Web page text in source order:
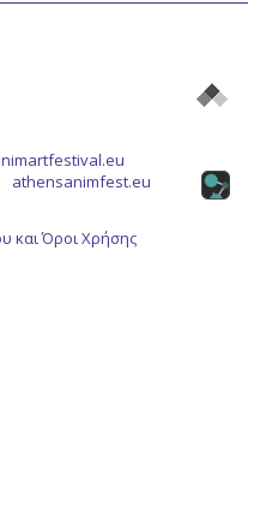
athensanimfest.eu
και Όροι Χρήσης